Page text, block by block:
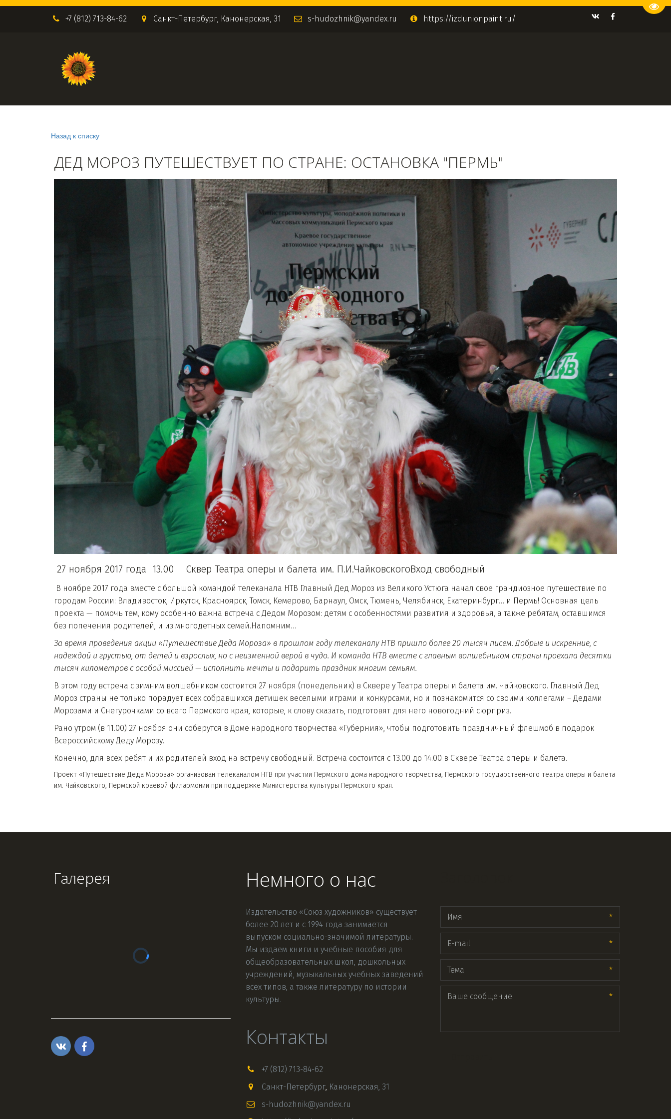
+7 (812) 713-84-62 Санкт-Петербург, Канонерская, 31 s-hudozhnik@yandex.ru https://izdunionpaint.ru/
Назад к списку
ДЕД МОРОЗ ПУТЕШЕСТВУЕТ ПО СТРАНЕ: ОСТАНОВКА "ПЕРМЬ"
27 ноября 2017 года 13.00 Сквер Театра оперы и балета им. П.И.ЧайковскогоВход свободный
В ноябре 2017 года вместе с большой командой телеканала НТВ Главный Дед Мороз из Великого Устюга начал свое грандиозное путешествие по
городам России: Владивосток, Иркутск, Красноярск, Томск, Кемерово, Барнаул, Омск, Тюмень, Челябинск, Екатеринбург… и Пермь! Основная цель
проекта — помочь тем, кому особенно важна встреча с Дедом Морозом: детям с особенностями развития и здоровья, а также ребятам, оставшимся
без попечения родителей, и из многодетных семей.Напомним…
За время проведения акции «Путешествие Деда Мороза» в прошлом году телеканалу НТВ пришло более 20 тысяч писем. Добрые и искренние, с
надеждой и грустью, от детей и взрослых, но с неизменной верой в чудо. И команда НТВ вместе с главным волшебником страны проехала десятки
тысяч километров с особой миссией — исполнить мечты и подарить праздник многим семьям.
В этом году встреча с зимним волшебником состоится 27 ноября (понедельник) в Сквере у Театра оперы и балета им. Чайковского. Главный Дед
Мороз страны не только порадует всех собравшихся детишек веселыми играми и конкурсами, но и познакомится со своими коллегами – Дедами
Морозами и Снегурочками со всего Пермского края, которые, к слову сказать, подготовят для него новогодний сюрприз.
Рано утром (в 11.00) 27 ноября они соберутся в Доме народного творчества «Губерния», чтобы подготовить праздничный флешмоб в подарок
Всероссийскому Деду Морозу.
Конечно, для всех ребят и их родителей вход на встречу свободный. Встреча состоится с 13.00 до 14.00 в Сквере Театра оперы и балета.
Проект «Путешествие Деда Мороза» организован телеканалом НТВ при участии Пермского дома народного творчества, Пермского государственного театра оперы и балета
им. Чайковского, Пермской краевой филармонии при поддержке Министерства культуры Пермского края.
Галерея Немного о нас
Издательство «Союз художников» существует
более 20 лет и с 1994 года занимается
выпуском социально-значимой литературы.
Мы издаем книги и учебные пособия для
общеобразовательных школ, дошкольных
учреждений, музыкальных учебных заведений
всех типов, а также литературу по истории
культуры.
Контакты
+7 (812) 713-84-62
Санкт-Петербург, Канонерская, 31
s-hudozhnik@yandex.ru
*
*
*
*